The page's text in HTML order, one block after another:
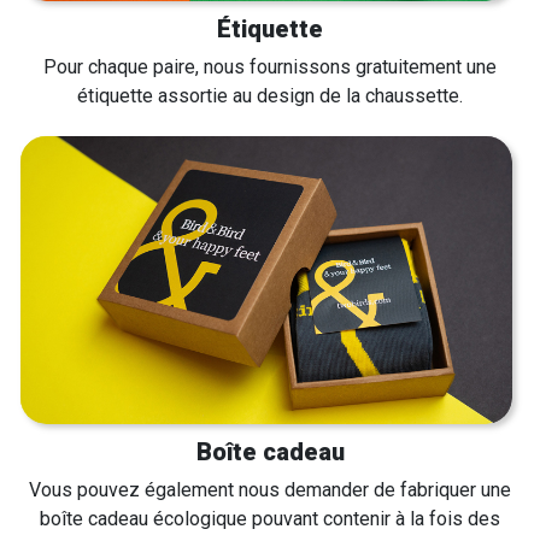
Étiquette
Pour chaque paire, nous fournissons gratuitement une
étiquette assortie au design de la chaussette.
Boîte cadeau
Vous pouvez également nous demander de fabriquer une
boîte cadeau écologique pouvant contenir à la fois des